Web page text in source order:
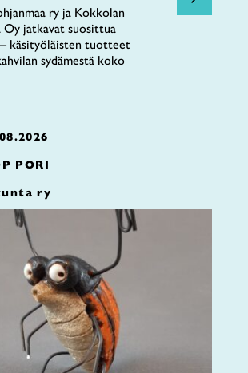
ry ja Kokkolan
Oy jatkavat suosittua
käsityöläisten tuotteet
sydämestä koko
PORI
ry